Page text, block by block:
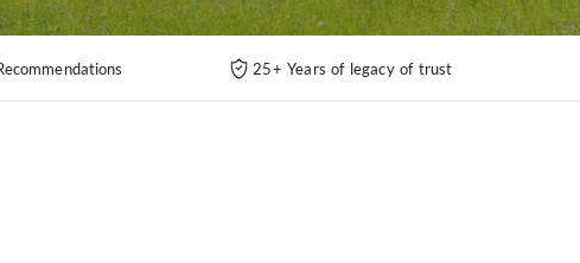
25+ Years of legacy of trust